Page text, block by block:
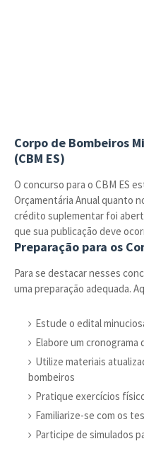
Corpo de Bombeiros
(CBM ES)
O concurso para o CBM ES
Orçamentária Anual quanto
crédito suplementar foi
que sua publicação deve
Preparação para os
Para se destacar nesses
uma preparação adequada.
Estude o edital
Elabore um
Utilize materiais
bombeiros
Pratique exercícios
Familiarize-se com os
Participe de simulados